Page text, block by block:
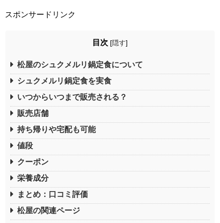
スポンサードリンク
目次 [隠す]
松屋のシュクメルリ鍋定食について
シュクメルリ鍋定食を実食
いつからいつまで販売される？
販売店舗
持ち帰りや宅配も可能
値段
クーポン
栄養成分
まとめ：口コミ評価
松屋の関連ページ